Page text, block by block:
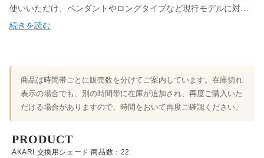
使いいただけ、ペンダントやロングタイプなど現行モデルに対
応。和紙の光を取り戻し、AKARIを長く愛用することができま
商品は時間帯ごとに販売数を分けてご案内しています。在庫切れ
表示の場合でも、別の時間帯に在庫が追加され、再度ご購入いた
だける場合がありますので、時間をおいて再度ご確認ください。
AKARI 交換用シェード 商品数：22
PRODUCT